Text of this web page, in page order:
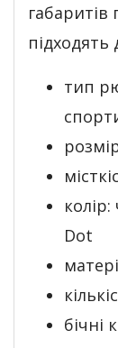
габаритів
тип
Dot
бічні